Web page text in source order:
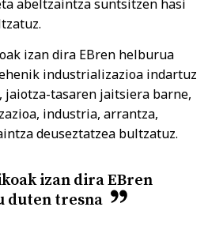
abeltzaintza suntsitzen hasi
izan dira EBren helburua
industrializazioa indartuz
jaiotza-tasaren jaitsiera barne,
industria, arrantza,
deuseztatzea bultzatuz.
izan dira EBren
duten tresna